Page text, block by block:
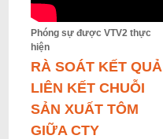
Phóng sự được VTV2 thực
hiện
RÀ SOÁT KẾT QUẢ
LIÊN KẾT CHUỖI
SẢN XUẤT TÔM
GIỮA CTY